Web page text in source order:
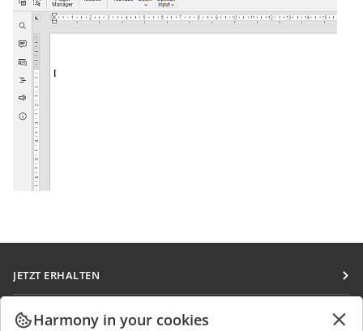
JETZT ERHALTEN
Docs
ZUSAMMENARBEITEN
Harmony in your cookies